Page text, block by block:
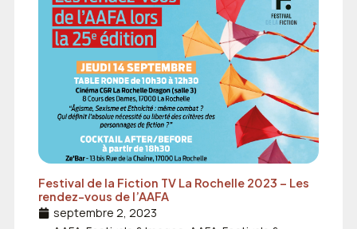
Festival de la Fiction TV La Rochelle 2023 – Les
rendez-vous de l’AAFA
septembre 2, 2023